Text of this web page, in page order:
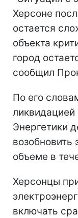
Херсоне
остается
объекта
город
сообщил
По его
ликвидацией
Энергетики
объеме в
Херсонцы
включать